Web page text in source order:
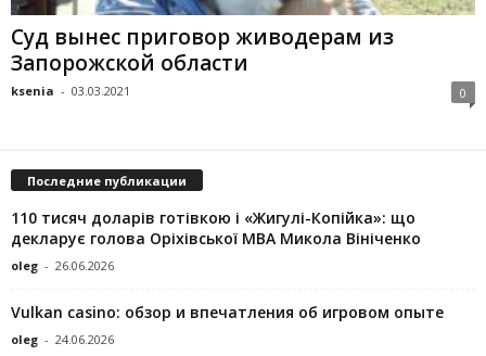
Суд вынес приговор живодерам из
Запорожской области
ksenia - 03.03.2021 0
Последние публикации
110 тисяч доларів готівкою і «Жигулі-Копійка»: що
декларує голова Оріхівської МВА Микола Вініченко
oleg - 26.06.2026
Vulkan casino: обзор и впечатления об игровом опыте
oleg - 24.06.2026